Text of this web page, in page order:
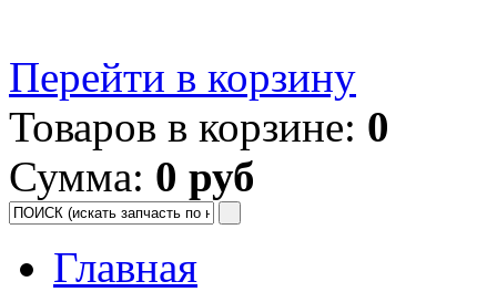
Перейти в корзину
Товаров в корзине: 0
Сумма: 0 руб
Главная